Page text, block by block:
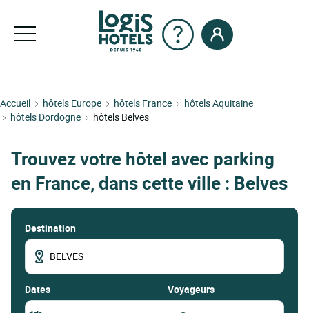
Accueil hôtels Europe hôtels France
hôtels Aquitaine
hôtels Dordogne
hôtels Belves
Trouvez votre hôtel avec parking
en France, dans cette ville : Belves
Destination
dates Voyageurs